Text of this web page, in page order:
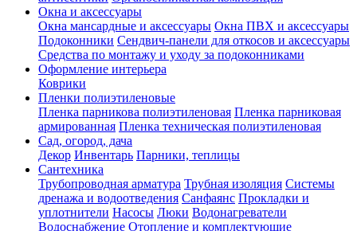
Окна и аксессуары
Окна мансардные и аксессуары Окна ПВХ и аксессуары
Подоконники Сендвич-панели для откосов и аксессуары
Средства по монтажу и уходу за подоконниками
Оформление интерьера
Коврики
Пленки полиэтиленовые
Пленка парникова полиэтиленовая Пленка парниковая
армированная Пленка техническая полиэтиленовая
Сад, огород, дача
Декор Инвентарь Парники, теплицы
Сантехника
Трубопроводная арматура Трубная изоляция Системы
дренажа и водоотведения Санфаянс Прокладки и
уплотнители Насосы Люки Водонагреватели
Водоснабжение Отопление и комплектующие